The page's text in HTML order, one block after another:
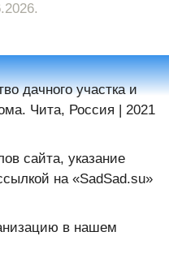
дачного участка и
Чита, Россия | 2021
сайта, указание
на «SadSad.su»
в нашем